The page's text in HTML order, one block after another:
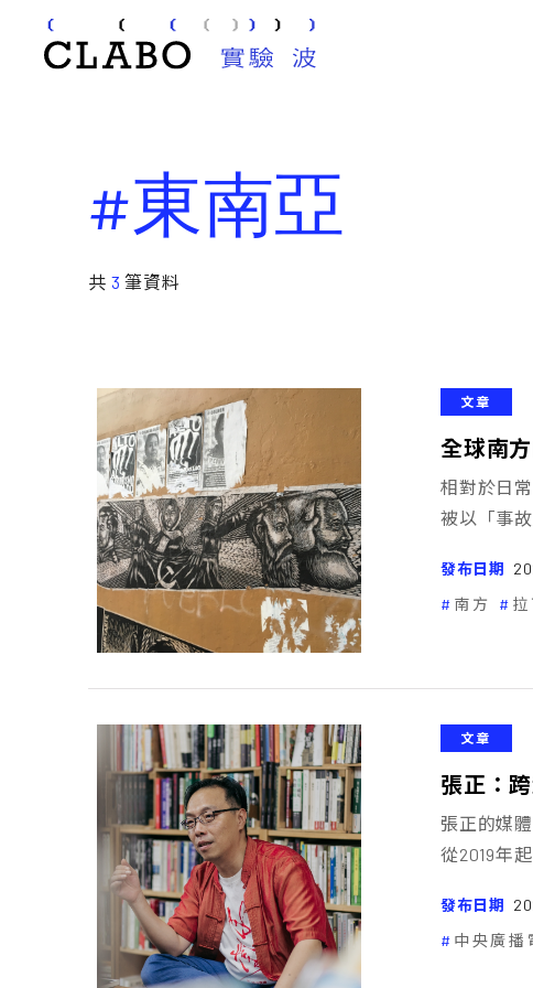
#東南亞
共 3筆資料
文章
全球南
相對於日
被以「事
發布日期
南方
文章
張正：
張正的媒
從2019年
發布日期
中央廣播